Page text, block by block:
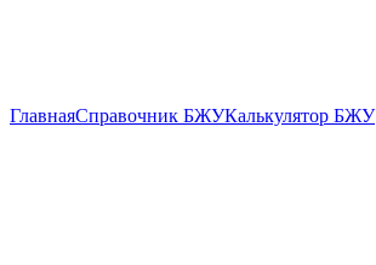
ГлавнаяСправочник БЖУКалькулятор БЖУ